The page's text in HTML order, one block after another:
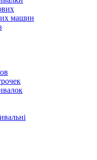
машин